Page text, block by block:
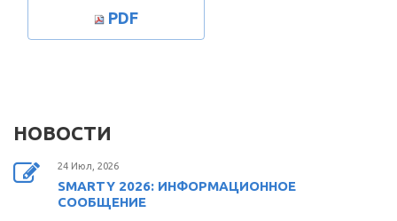
PDF
НОВОСТИ
24 Июл, 2026
SMARTY 2026: ИНФОРМАЦИОННОЕ
СООБЩЕНИЕ